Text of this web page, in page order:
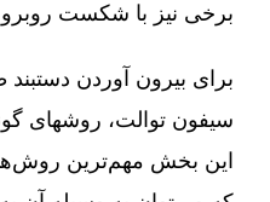
برخی نیز با شکست
برای بیرون آوردن دستبند
سیفون توالت، روشهای
این بخش مهم‌ترین